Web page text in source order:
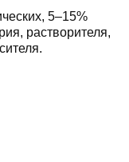
5–15%
растворителя,